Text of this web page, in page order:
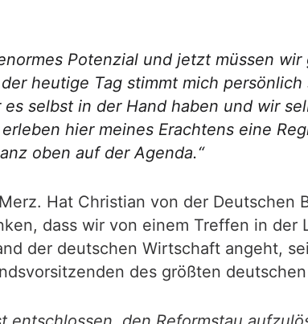
Potenzial und jetzt müssen
heutige Tag stimmt mich
selbst in der Hand haben und wir
hier meines Erachtens eine
oben auf der Agenda.“
Hat Christian von der Deutschen
dass wir von einem Treffen in
der deutschen Wirtschaft angeht,
des größten